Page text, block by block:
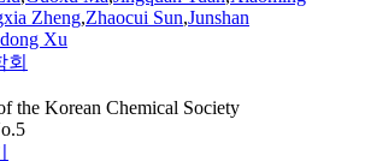
Zheng,Zhaocui Sun,Junshan
Xu
회
the Korean Chemical Society